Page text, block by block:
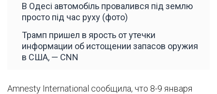
В Одесі автомобіль провалився під землю
просто під час руху (фото)
Трамп пришел в ярость от утечки
информации об истощении запасов оружия
в США, — CNN
Amnesty International сообщила, что 8-9 января